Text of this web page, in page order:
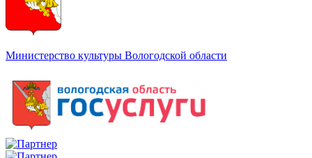
Министерство культуры Вологодской области